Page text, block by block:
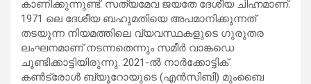
കാണിക്കുന്നുണ്ട്. സത്യമേവ ജയതേ ദേശീയ ചിഹ്നമാണ്.
1971 ലെ ദേശീയ ബഹുമതിയെ അപമാനിക്കുന്നത്
തടയുന്ന നിയമത്തിലെ വ്യവസ്ഥകളുടെ ഗുരുതര
ലംഘനമാണ് നടന്നതെന്നും സമീര്‍ വാങ്കഡെ
ചൂണ്ടിക്കാട്ടിയിരുന്നു. 2021-ല്‍ നാര്‍ക്കോട്ടിക്
കണ്‍ട്രോള്‍ ബ്യൂറോയുടെ (എന്‍സിബി) മുംബൈ